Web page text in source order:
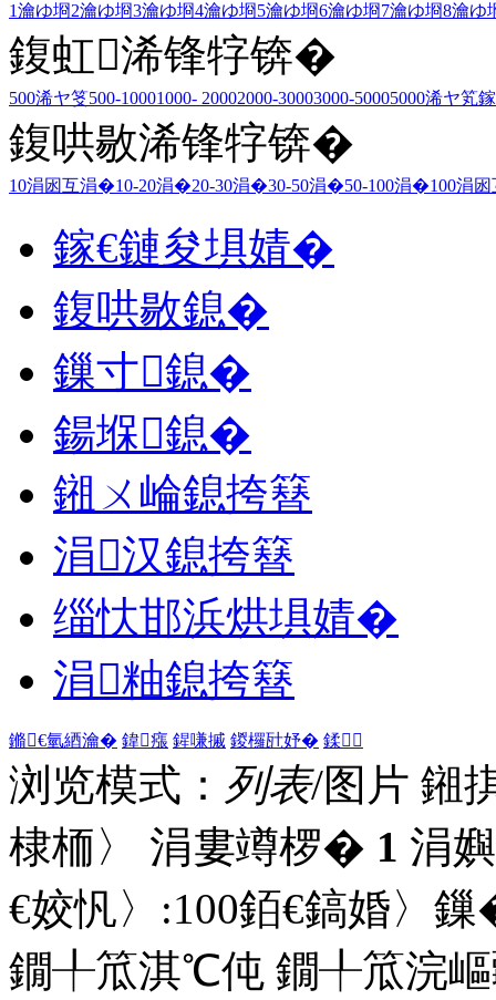
1瀹ゆ埛2瀹ゆ埛3瀹ゆ埛4瀹ゆ埛5瀹ゆ埛6瀹ゆ埛7瀹ゆ埛8瀹ゆ
鍑虹浠锋牸锛�
500浠ヤ笅500-10001000- 20002000-30003000-50005000浠ヤ笂
鍑哄敭浠锋牸锛�
10涓囦互涓�10-20涓�20-30涓�30-50涓�50-100涓�100涓
鎵€鏈夋埧婧�
鍑哄敭鎴�
鏁寸鎴�
鍚堢鎴�
鎺ㄨ崘鎴挎簮
涓汉鎴挎簮
缁忕邯浜烘埧婧�
涓粙鎴挎簮
鏅€氫綇瀹� 鍏瘬 鍟嗛摵 鍐欏瓧妤� 鍒
浏览模式： 列表/图片 鎺
棣栭〉 涓婁竴椤� 1 涓
€姣忛〉:100銆€鎬婚〉
鐗╀笟淇℃伅 鐗╀笟浣